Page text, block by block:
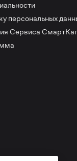
персональных
Сервиса